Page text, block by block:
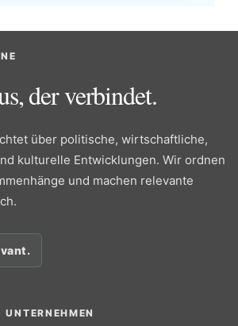
der verbindet.
über politische, wirtschaftliche,
kulturelle Entwicklungen. Wir ordnen
und machen relevante
UNTERNEHMEN